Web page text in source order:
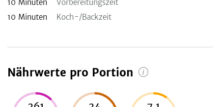
10 Minuten
Vorbereitungszeit
10 Minuten Koch-/Backzeit
Nährwerte pro Portion